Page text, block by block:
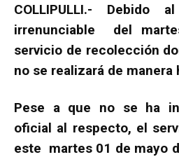
COLLIPULLI.-
irrenunciable del
servicio de recolección
no se realizará de manera
Pese a que no se ha
oficial al respecto, el
este martes 01 de mayo